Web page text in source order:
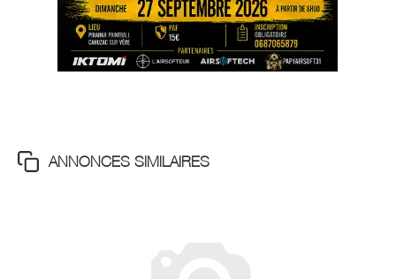
ANNONCES SIMILAIRES